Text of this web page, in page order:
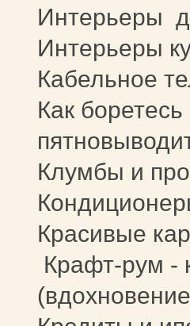
Интерьеры
Интерьеры
Кабельное
Как
Клумбы и
Красивые
Крафт-рум -